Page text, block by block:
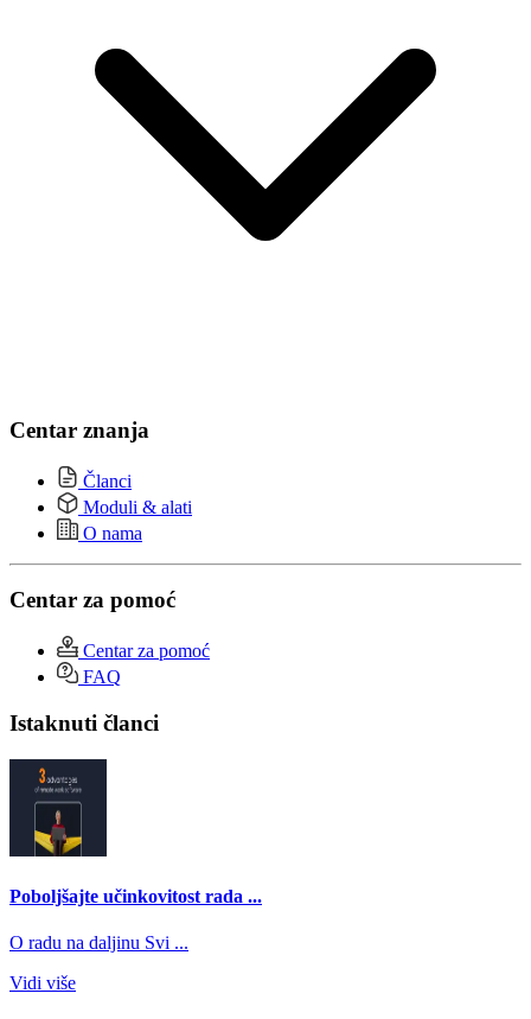
Centar znanja
Članci
Moduli & alati
O nama
Centar za pomoć
Centar za pomoć
FAQ
Istaknuti članci
Poboljšajte učinkovitost rada ...
O radu na daljinu Svi ...
Vidi više